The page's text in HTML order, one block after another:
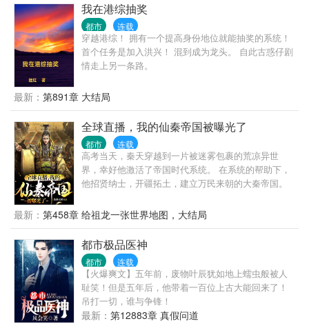
我在港综抽奖
都市 连载
穿越港综！ 拥有一个提高身份地位就能抽奖的系统！
首个任务是加入洪兴！ 混到成为龙头。 自此古惑仔剧
情走上另一条路。
最新： 第891章 大结局
全球直播，我的仙秦帝国被曝光了
都市 连载
高考当天，秦天穿越到一片被迷雾包裹的荒凉异世
界，幸好他激活了帝国时代系统。 在系统的帮助下，
他招贤纳士，开疆拓土，建立万民来朝的大秦帝国。
时候，一支由蓝星各国联合组成的联合考察队乘船而
来，他才知道他所建立的大秦帝国竟然还在蓝星。 与
此同时当大秦的境况通过联合考察队的镜头呈现在全
世界观众们的面前时，整个蓝星顿时沸腾一片。 鹰
酱：这个叫做大秦的国家科技竟然如此发达，12金人
竟然是12尊强大的机甲。 毛熊：这些自称修士的家伙
太恐怖了，随手一击就堪比核弹爆炸。 霓虹：阿房宫
竟然是一座巨型飞船，万里长城竟然是一整套海陆空
防御系统。 泡菜：我们泡菜国一直都是大秦的属国，
最新： 第458章 给祖龙一张世界地图，大结局
都市极品医神
都市 连载
【火爆爽文】五年前，废物叶辰犹如地上蠕虫般被人
耻笑！但是五年后，他带着一百位上古大能回来了！
吊打一切，谁与争锋！
最新： 第12883章 真假问道